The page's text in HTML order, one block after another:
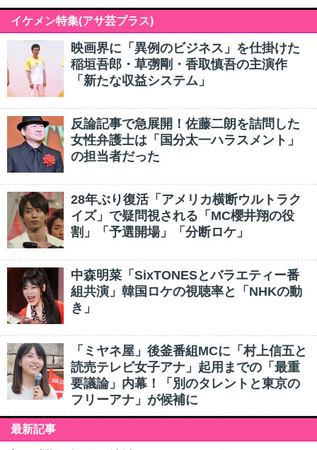
イケメン特集(アサ芸プラス)
映画界に「異例のビジネス」を仕掛けた
稲垣吾郎・草彅剛・香取慎吾の主演作
「新たな収益システム」
反論記事で急展開！佐藤二朗を詰問した
女性弁護士は「国分太一ハラスメント」
の担当者だった
28年ぶり復活「アメリカ横断ウルトラク
イズ」で疑問視される「MC櫻井翔の役
割」「予選開場」「分断ロケ」
中森明菜「SixTONESとバラエティー番
組共演」韓国ロケの視聴率と「NHKの動
き」
「ミヤネ屋」後釜番組MCに「村上信五と
読売テレビ女子アナ」起用までの「最重
要議論」内幕！「別のタレントと東京の
フリーアナ」が候補に
最新記事